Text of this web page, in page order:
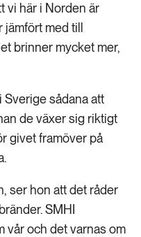
vi här i Norden är
med till
brinner mycket mer,
Sverige sådana att
de växer sig riktigt
givet framöver på
ser hon att det råder
SMHI
vår och det varnas om